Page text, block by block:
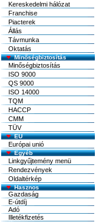
Kereskedelmi hálózat
Franchise
Piacterek
Állás
Távmunka
Oktatás
Minőségbiztosítás
Minőségbiztosítás
ISO 9000
QS 9000
ISO 14000
TQM
HACCP
CMM
TÜV
EU
Európai unió
Egyéb
Linkgyűjtemény menü
Rendezvények
Oldaltérkép